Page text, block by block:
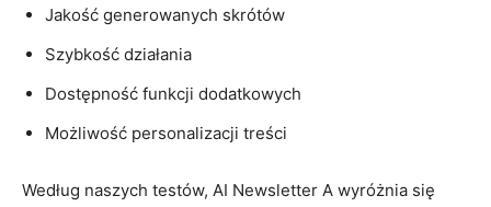
Jakość generowanych ‌skrótów
Szybkość działania
Dostępność funkcji dodatkowych
Możliwość ​personalizacji treści
Według‍ naszych‌ testów, AI Newsletter A wyróżnia się